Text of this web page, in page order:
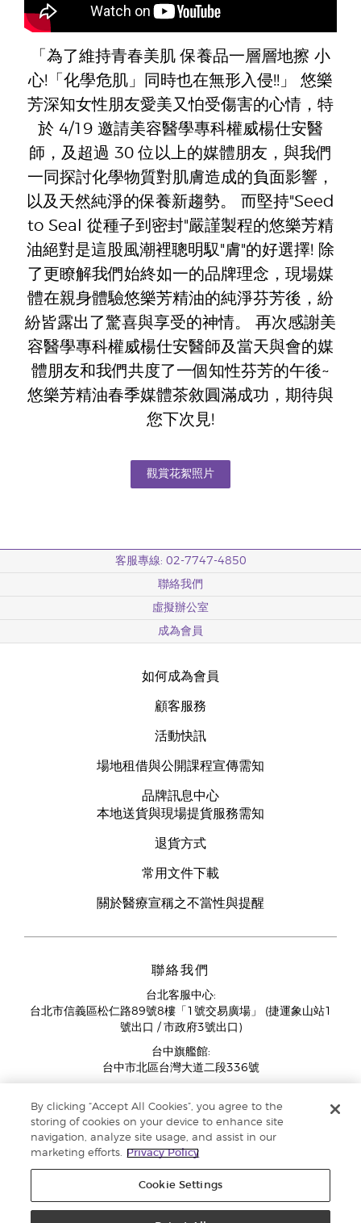
「為了維持青春美肌 保養品一層層地擦 小
心!「化學危肌」同時也在無形入侵!!」 悠樂
芳深知女性朋友愛美又怕受傷害的心情，特
於 4/19 邀請美容醫學專科權威楊仕安醫
師，及超過 30 位以上的媒體朋友，與我們
一同探討化學物質對肌膚造成的負面影響，
以及天然純淨的保養新趨勢。 而堅持"Seed
to Seal 從種子到密封"嚴謹製程的悠樂芳精
油絕對是這股風潮裡聰明馭"膚"的好選擇! 除
了更瞭解我們始終如一的品牌理念，現場媒
體在親身體驗悠樂芳精油的純淨芬芳後，紛
紛皆露出了驚喜與享受的神情。 再次感謝美
容醫學專科權威楊仕安醫師及當天與會的媒
體朋友和我們共度了一個知性芬芳的午後~
悠樂芳精油春季媒體茶敘圓滿成功，期待與
您下次見!
觀賞花絮照片
客服專線: 02-7747-4850
聯絡我們
虛擬辦公室
成為會員
如何成為會員
顧客服務
活動快訊
場地租借與公開課程宣傳需知
品牌訊息中心
本地送貨與現場提貨服務需知
退貨方式
常用文件下載
關於醫療宣稱之不當性與提醒
聯絡我們
台北客服中心:
台北市信義區松仁路89號8樓「1號交易廣場」 (捷運象山站1
號出口 / 市政府3號出口)
台中旗艦館:
台中市北區台灣大道二段336號
11:00AM - 07:00PM
(例假日與國定假日除外)
By clicking “Accept All Cookies”, you agree to the
storing of cookies on your device to enhance site
navigation, analyze site usage, and assist in our
marketing efforts.
Privacy Policy
Cookie Settings